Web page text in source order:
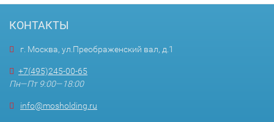
КОНТАКТЫ
г. Москва, ул.Преображенский вал, д.1
+7(495)245-00-65
Пн—Пт 9:00—18:00
info@mosholding.ru